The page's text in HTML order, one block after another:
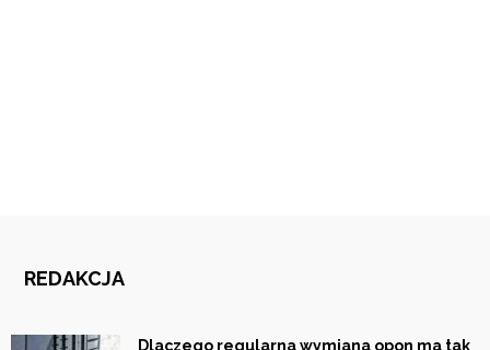
REDAKCJA
Dlaczego regularna wymiana opon ma tak